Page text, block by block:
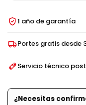
1 año de garantía
Portes gratis desde
Servicio técnico
¿Necesitas